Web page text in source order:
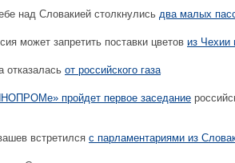
над Словакией столкнулись два малых
может запретить поставки цветов из Чехии
отказалась от российского газа
пройдет первое заседание
встретился с парламентариями из